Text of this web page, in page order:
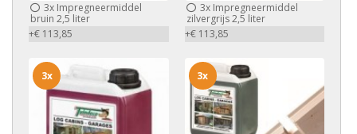
3x Impregneermiddel
bruin 2,5 liter
+€ 113,85
3xImpregneermiddel
zilvergrijs 2,5 liter
+€ 113,85
3x 3x